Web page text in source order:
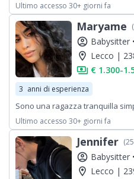
stazione,garage e anche dog
precisa e attenta a ogni dettaglio
Ultimo accesso 30+ giorni fa
Maryame
account_circle Babysitter •
location_on Lecco |
payments € 1.300-
3 anni di esperienza
Sono una ragazza tranquilla
Ultimo accesso 30+ giorni fa
Jennifer
account_circle Babysitter •
location_on Lecco |